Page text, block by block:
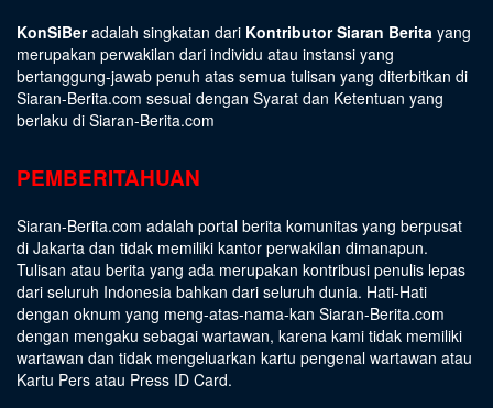
KonSiBeradalah singkatan dari Kontributor Siaran Berita yang
merupakan perwakilan dari individu atau instansi yang
bertanggung-jawab penuh atas semua tulisan yang diterbitkan di
Siaran-Berita.com sesuai dengan Syarat dan Ketentuan yang
berlaku di Siaran-Berita.com
PEMBERITAHUAN
Siaran-Berita.com adalah portal berita komunitas yang berpusat
di Jakarta dan tidak memiliki kantor perwakilan dimanapun.
Tulisan atau berita yang ada merupakan kontribusi penulis lepas
dari seluruh Indonesia bahkan dari seluruh dunia. Hati-Hati
dengan oknum yang meng-atas-nama-kan Siaran-Berita.com
dengan mengaku sebagai wartawan, karena kami tidak memiliki
wartawan dan tidak mengeluarkan kartu pengenal wartawan atau
Kartu Pers atau Press ID Card.